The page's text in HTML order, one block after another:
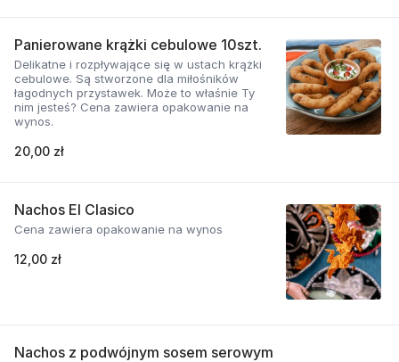
Panierowane krążki cebulowe 10szt.
Delikatne i rozpływające się w ustach krążki
cebulowe. Są stworzone dla miłośników
łagodnych przystawek. Może to właśnie Ty
nim jesteś? Cena zawiera opakowanie na
wynos.
20,00 zł
Nachos El Clasico
Cena zawiera opakowanie na wynos
12,00 zł
Nachos z podwójnym sosem serowym